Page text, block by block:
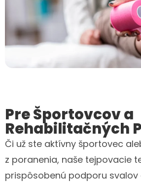
Pre Športovcov a
Rehabilitačných
Či už ste aktívny športovec
z poranenia, naše tejpovacie
prispôsobenú podporu svalov